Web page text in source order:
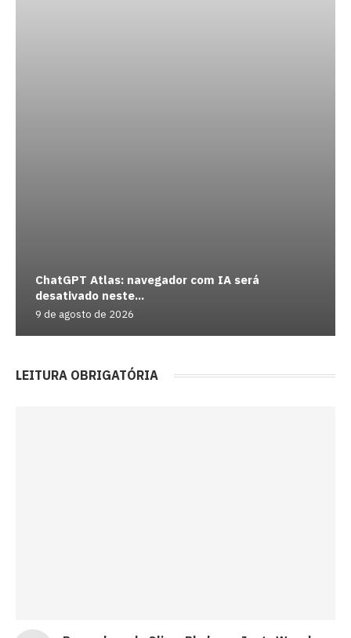
ChatGPT Atlas: navegador com IA será
desativado neste...
9 de agosto de 2026
LEITURA OBRIGATÓRIA